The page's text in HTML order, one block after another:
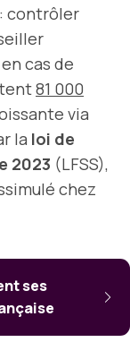
: contrôler
cas de
81 000
via
la loi de
2023 (LFSS),
chez
ses